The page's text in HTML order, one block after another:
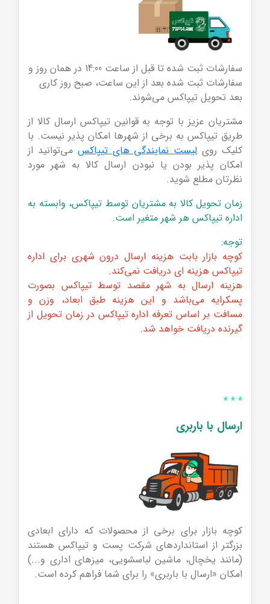
سفارشات ثبت شده تا قبل از ساعت 14:00 در همان روز و
سفارشات ثبت شده بعد از این ساعت، صبح روز کاری
بعد تحویل تیپاکس می‌شوند.
مشتریان عزیز با توجه به قوانین تیپاکس ارسال کالا از
طریق تیپاکس به برخی از شهر‌ها امکان پذیر نیست. با
کلیک روی لیست نمایندگی های تیپاکس می‌توانید از
امکان پذیر بودن یا نبودن ارسال کالا به شهر مورد
نظرتان مطلع شوید.
زمان تحویل کالا به مشتریان توسط تیپاکس، وابسته به
اداره تیپاکس هر ‌شهر متغیر است.
توجه:
کوچه بازار بابت هزینه ارسال درون شهری برای اداره
تیپاکس هزینه ای دریافت نمی‌کند.
هزینه ارسال به شهر مقصد توسط تیپاکس بصورت
پسکرایه می‌باشد و این هزینه طبق ابعاد، ‌وزن و
مسافت بر اساس تعرفه اداره تیپاکس در زمان تحویل از
گیرنده دریافت خواهد شد.
* * *
ارسال با باربری
کوچه بازار برای برخی از محصولات که دارای ابعادی
بزرگتر از استانداردهای شرکت پست و تیپاکس هستند
(مانند یخچال، ماشین لباسشویی، میزهای اداری و...)
امکان «ارسال با باربری» را برای شما فراهم کرده است.